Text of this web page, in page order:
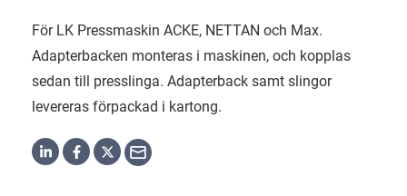
För LK Pressmaskin ACKE, NETTAN och Max.
Adapterbacken monteras i maskinen, och kopplas
sedan till presslinga. Adapterback samt slingor
levereras förpackad i kartong.